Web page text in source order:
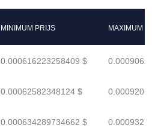
MINIMUM PRIJS MAXIMUM
0.000616223258409 $
0.00062582348124 $
0.000634289734662 $